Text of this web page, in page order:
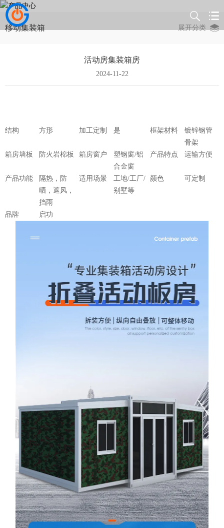
移动集装箱 展开分类
活动房集装箱房
2024-11-22
结构 方形 加工定制 是 框架材料
镀锌钢管
骨架
箱房墙板
防火岩棉板 箱房窗户
塑钢窗/铝
合金窗
产品特点 运输方便
产品功能
隔热，防
晒，遮风，
挡雨
适用场景
工地/工厂/
别墅等
颜色 可定制
品牌 启功